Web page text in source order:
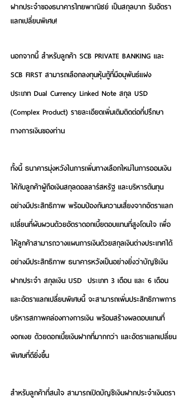
ฝากประจำของธนาคารไทยพาณิชย์ เป็นสกุลบาท รับอัตรา
แลกเปลี่ยนพิเศษ!
นอกจากนี้ สำหรับลูกค้า SCB PRIVATE BANKING และ
SCB FIRST สามารถเลือกลงทุนหุ้นกู้ที่มีอนุพันธ์แฝง
ประเภท Dual Currency Linked Note สกุล USD
(Complex Product) รายละเอียดเพิ่มเติมติดต่อที่ปรึกษา
ทางการเงินของท่าน
ทั้งนี้ ธนาคารมุ่งหวังในการเพิ่มทางเลือกใหม่ในการออมเงิน
ให้กับลูกค้าผู้ถือเงินสกุลดอลลาร์สหรัฐ และบริหารต้นทุน
อย่างมีประสิทธิภาพ พร้อมป้องกันความเสี่ยงจากอัตราแลก
เปลี่ยนที่ผันผวนด้วยอัตราดอกเบี้ยตอบแทนที่สูงโดนใจ เพื่อ
ให้ลูกค้าสามารถวางแผนการเงินด้วยสกุลเงินต่างประเทศได้
อย่างมีประสิทธิภาพ ธนาคารหวังเป็นอย่างยิ่งว่าบัญชีเงิน
ฝากประจำ สกุลเงิน USD  ประเภท 3 เดือน และ 6 เดือน
และอัตราแลกเปลี่ยนพิเศษนี้ จะสามารถเพิ่มประสิทธิภาพการ
บริหารสภาพคล่องทางการเงิน พร้อมสร้างผลตอบแทนที่
งอกเงย ด้วยดอกเบี้ยเงินฝากที่มากกว่า และอัตราแลกเปลี่ยน
พิเศษที่ดียิ่งขึ้น
สำหรับลูกค้าที่สนใจ สามารถเปิดบัญชีเงินฝากประจำเงินตรา